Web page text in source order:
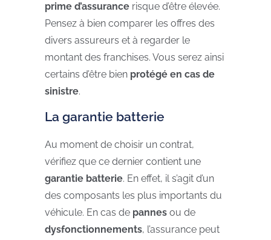
prime d’assurance risque d’être élevée.
Pensez à bien comparer les offres des
divers assureurs et à regarder le
montant des franchises. Vous serez ainsi
certains d’être bien protégé en cas de
sinistre.
La garantie batterie
Au moment de choisir un contrat,
vérifiez que ce dernier contient une
garantie batterie. En effet, il s’agit d’un
des composants les plus importants du
véhicule. En cas de pannes ou de
dysfonctionnements, l’assurance peut